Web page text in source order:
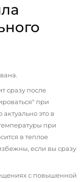
сразу после
при
это в
при
в теплое
если вы сразу
с повышенной